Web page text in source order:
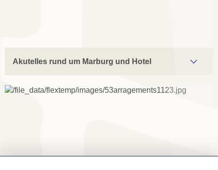
Akutelles rund um Marburg und Hotel